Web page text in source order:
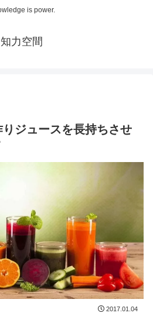
is power.
知力空間
ジュースを長持ちさせ
2017.01.04